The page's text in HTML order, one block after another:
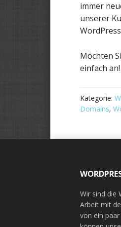
immer
unserer
Möchten
einfach an!
Kategorie:
Domains,
Wir sind die
Arbeit mit
von ein